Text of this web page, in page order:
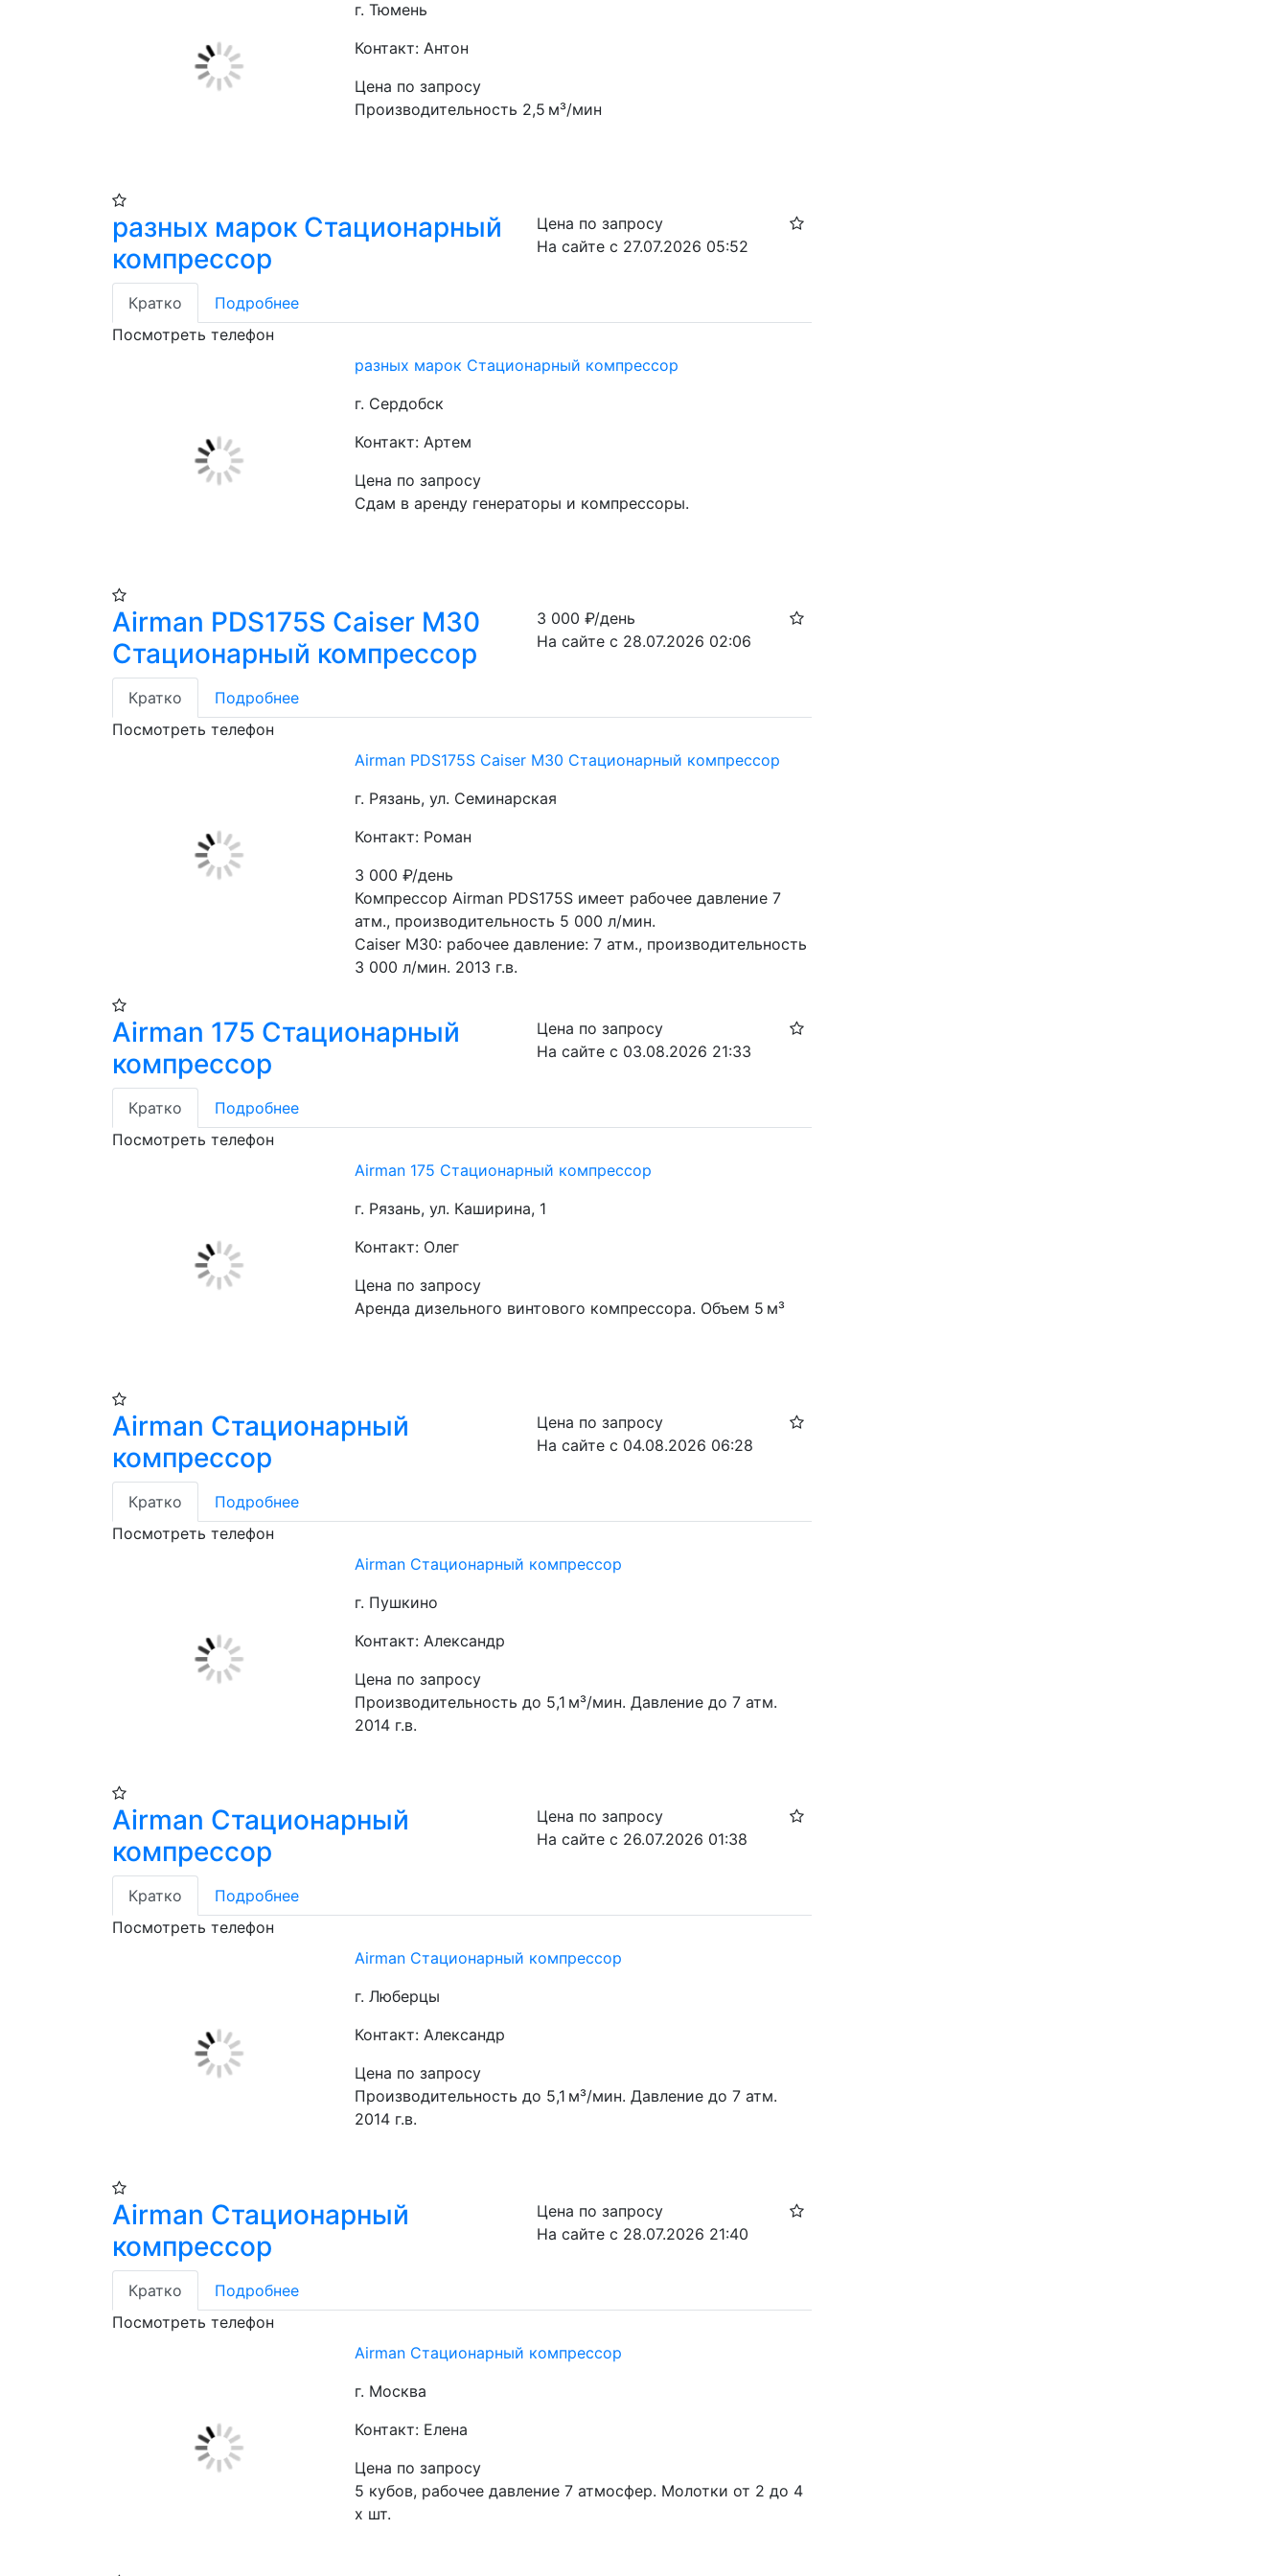
г. Тюмень
Контакт: Антон
Цена по запросу
Производительность 2,5 м³/мин
разных марок Стационарный
компрессор
Цена по запросу
На сайте с 27.07.2026 05:52
Кратко
Подробнее
Посмотреть телефон
разных марок Стационарный компрессор
г. Сердобск
Контакт: Артем
Цена по запросу
Сдам в аренду генераторы и компрессоры.
Airman PDS175S Caiser M30
Стационарный компрессор
3 000₽/день
На сайте с 28.07.2026 02:06
Кратко
Подробнее
Посмотреть телефон
Airman PDS175S Caiser M30 Стационарный компрессор
г. Рязань, ул. Семинарская
Контакт: Роман
3 000₽/день
Компрессор Airman PDS175S имеет рабочее давление 7
атм., производительность 5 000 л/мин.
Caiser M30: рабочее давление: 7 атм., производительность
3 000 л/мин. 2013 г.в.
Airman 175 Стационарный
компрессор
Цена по запросу
На сайте с 03.08.2026 21:33
Кратко
Подробнее
Посмотреть телефон
Airman 175 Стационарный компрессор
г. Рязань, ул. Каширина, 1
Контакт: Олег
Цена по запросу
Аренда дизельного винтового компрессора. Объем 5 м³
Airman Стационарный
компрессор
Цена по запросу
На сайте с 04.08.2026 06:28
Кратко
Подробнее
Посмотреть телефон
Airman Стационарный компрессор
г. Пушкино
Контакт: Александр
Цена по запросу
Производительность до 5,1 м³/мин. Давление до 7 атм.
2014 г.в.
Airman Стационарный
компрессор
Цена по запросу
На сайте с 26.07.2026 01:38
Кратко
Подробнее
Посмотреть телефон
Airman Стационарный компрессор
г. Люберцы
Контакт: Александр
Цена по запросу
Производительность до 5,1 м³/мин. Давление до 7 атм.
2014 г.в.
Airman Стационарный
компрессор
Цена по запросу
На сайте с 28.07.2026 21:40
Кратко
Подробнее
Посмотреть телефон
Airman Стационарный компрессор
г. Москва
Контакт: Елена
Цена по запросу
5 кубов, рабочее давление 7 атмосфер. Молотки от 2 до 4
х шт.